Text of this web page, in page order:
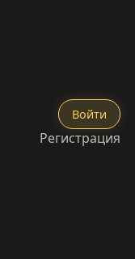
Войти
Регистрация